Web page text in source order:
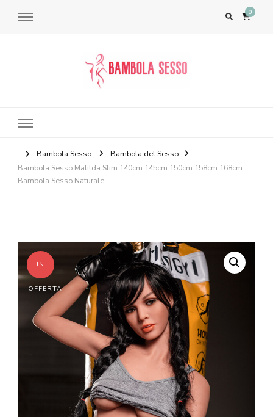
0
Bambola Sesso
Bambola del Sesso
Bambola Sesso Matilda Slim 140cm 145cm 150cm 158cm 168cm
Bambola Sesso Naturale
IN
OFFERTA!